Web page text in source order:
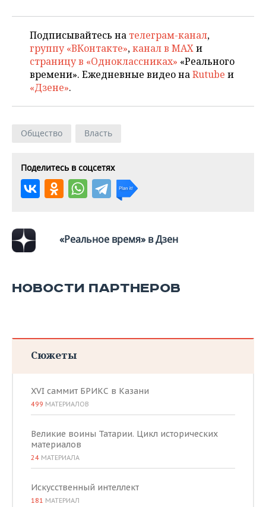
Подписывайтесь на телеграм-канал,
группу «ВКонтакте»,канал в MAXи
страницу в «Одноклассниках» «Реального
времени». Ежедневные видео наRutube и
«Дзене».
Общество Власть
Поделитесь в соцсетях
«Реальное время» в Дзен
НОВОСТИ ПАРТНЕРОВ
Сюжеты
XVI саммит БРИКС в Казани
499 МАТЕРИАЛОВ
Великие воины Татарии. Цикл исторических
материалов
24 МАТЕРИАЛА
Искусственный интеллект
181 МАТЕРИАЛ